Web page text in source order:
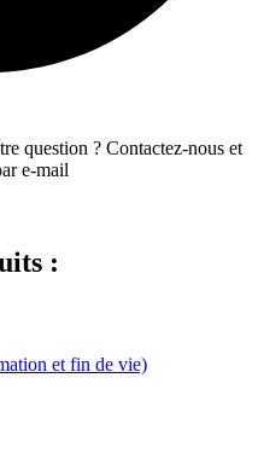
question ? Contactez-nous et
e-mail
:
et fin de vie)